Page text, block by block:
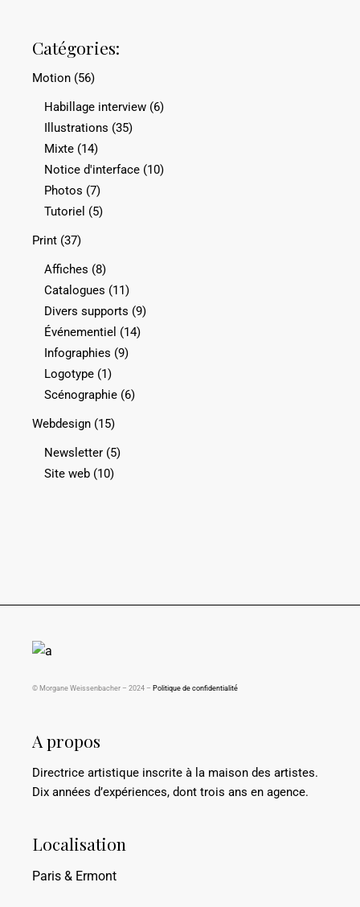
Catégories:
Motion (56)
Habillage interview (6)
Illustrations (35)
Mixte (14)
Notice d'interface (10)
Photos (7)
Tutoriel (5)
Print (37)
Affiches (8)
Catalogues (11)
Divers supports (9)
Événementiel (14)
Infographies (9)
Logotype (1)
Scénographie (6)
Webdesign (15)
Newsletter (5)
Site web (10)
© Morgane Weissenbacher – 2024 – Politique de confidentialité
A propos
Directrice artistique inscrite à la maison des artistes.
Dix années d’expériences, dont trois ans en agence.
Localisation
Paris & Ermont